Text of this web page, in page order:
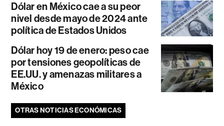
Dólar en México cae a su peor
nivel desde mayo de 2024 ante
política de Estados Unidos
Dólar hoy 19 de enero: peso cae
por tensiones geopolíticas de
EE.UU. y amenazas militares a
México
OTRAS NOTICIAS ECONÓMICAS